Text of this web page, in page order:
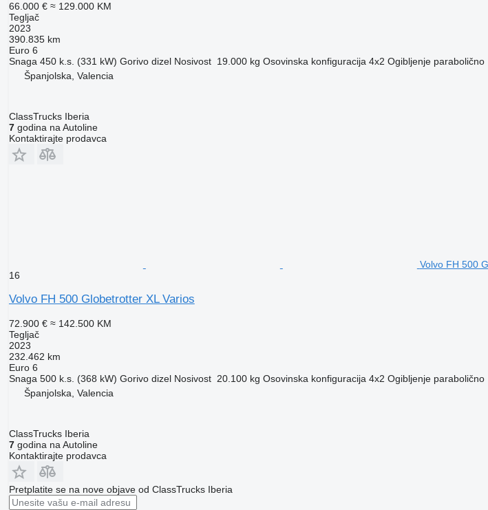
66.000 € ≈ 129.000 KM
Tegljač
2023
390.835 km
Euro 6
Snaga 450 k.s. (331 kW) Gorivo dizel Nosivost 19.000 kg Osovinska konfiguracija 4x2 Ogibljenje parabolično
Španjolska, Valencia
ClassTrucks Iberia
7godina na Autoline
Kontaktirajte prodavca
Volvo FH 500
16
Volvo FH 500 Globetrotter XL Varios
72.900 € ≈ 142.500 KM
Tegljač
2023
232.462 km
Euro 6
Snaga 500 k.s. (368 kW) Gorivo dizel Nosivost 20.100 kg Osovinska konfiguracija 4x2 Ogibljenje parabolično
Španjolska, Valencia
ClassTrucks Iberia
7godina na Autoline
Kontaktirajte prodavca
Pretplatite se na nove objave od ClassTrucks Iberia